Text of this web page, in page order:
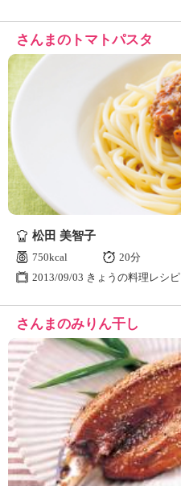
さんまのトマトパスタ
松田 美智子
750kcal
20分
2013/09/03 きょうの料理レシピ
さんまのみりん干し